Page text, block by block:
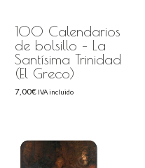
100 Calendarios
de bolsillo – La
Santísima Trinidad
(El Greco)
7,00€ IVA incluido